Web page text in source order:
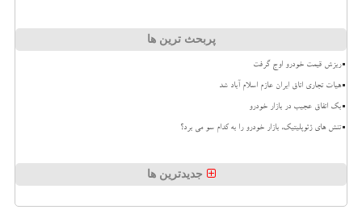
پربحث ترین ها
ریزش قیمت خودرو اوج گرفت
هیات تجاری اتاق ایران عازم اسلام آباد شد
بک اتفاق عجیب در بازار خودرو
تنش های ژئوپلیتیک، بازار خودرو را به کدام سو می برد؟
جدیدترین ها